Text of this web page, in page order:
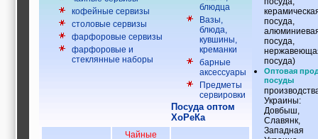
Программирование
сайта
кофейные сервизы
столовые сервизы
фарфоровые сервизы
фарфоровые и
стеклянные наборы
блюдца
Вазы,
блюда,
кувшины,
креманки
барные
аксессуары
Предметы
сервировки
Посуда оптом
ХоРеКа
Чайные
посуда,
посуда,
посуда)
Оптовая
посуды
Украины:
Довбыш,
Славянк,
Западная